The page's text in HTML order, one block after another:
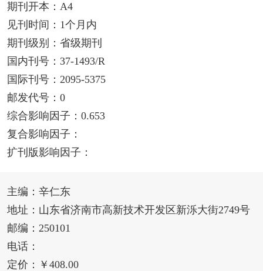
期刊开本：A4
见刊时间：1个月内
期刊级别：省级期刊
国内刊号：37-1493/R
国际刊号：2095-5375
邮发代号：0
综合影响因子：0.653
复合影响因子：
扩刊版影响因子：
主编：辛仁东
地址：山东省济南市高新技术开发区新泺大街2749号
邮编：250101
电话：
定价：￥408.00